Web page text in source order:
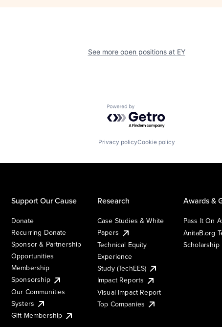
See more open positions at EY
Powered by Getro.com
Privacy policyCookie policy
Support Our Cause
Donate
Recurring Donate
Sponsor & Partnership
Opportunities
Membership
Sponsorship
Our Communities
Systers
Gift Membership
Research
Case Studies & White
Papers
Technical Equity
Experience
Study (TechEES)
Impact Reports
Visual Impact Report
Top Companies
Awards &
Pass It On
AnitaB.org
Scholarship